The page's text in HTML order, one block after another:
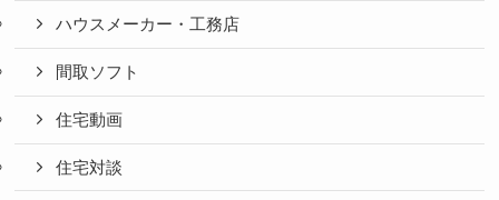
ハウスメーカー・工務店
間取ソフト
住宅動画
住宅対談